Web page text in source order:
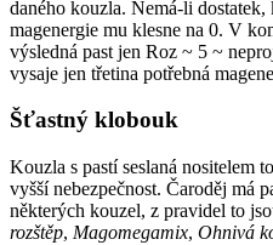
daného kouzla. Nemá-li dostatek,
magenergie mu klesne na 0. V
výsledná past jen Roz ~ 5 ~
vysaje jen třetina potřebná
Šťastný klobouk
Kouzla s pastí seslaná nositelem
vyšší nebezpečnost. Čaroděj má
některých kouzel, z pravidel to
rozštěp, Magomegamix, Ohnivá